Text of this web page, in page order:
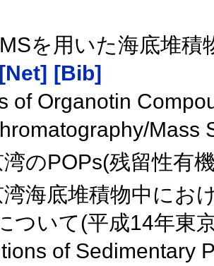
を用いた海底堆
[Net] [Bib]
of Organotin
Mass
のPOPs(残留性有
海底堆積物中にお
ついて(平成14年東
of Sedimentary